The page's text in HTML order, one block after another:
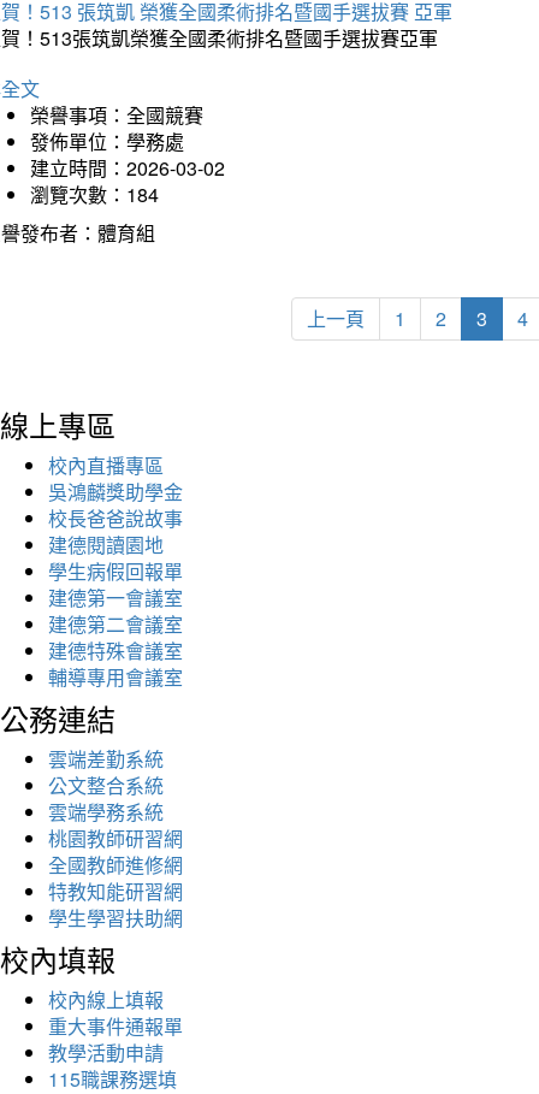
！513 張筑凱 榮獲全國柔術排名暨國手選拔賽 亞軍
！513張筑凱榮獲全國柔術排名暨國手選拔賽亞軍
文
榮譽事項：全國競賽
發佈單位：學務處
建立時間：2026-03-02
瀏覽次數：184
發布者：體育組
上一頁 1 2 3 4
線上專區
校內直播專區
吳鴻麟獎助學金
校長爸爸說故事
建德閱讀園地
學生病假回報單
建德第一會議室
建德第二會議室
建德特殊會議室
輔導專用會議室
公務連結
雲端差勤系統
公文整合系統
雲端學務系統
桃園教師研習網
全國教師進修網
特教知能研習網
學生學習扶助網
校內填報
校內線上填報
重大事件通報單
教學活動申請
115職課務選填